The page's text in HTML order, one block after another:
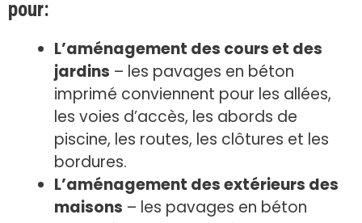
pour:
L’aménagement des cours et des
jardins – les pavages en béton
imprimé conviennent pour les allées,
les voies d’accès, les abords de
piscine, les routes, les clôtures et les
bordures.
L’aménagement des extérieurs des
maisons – les pavages en béton